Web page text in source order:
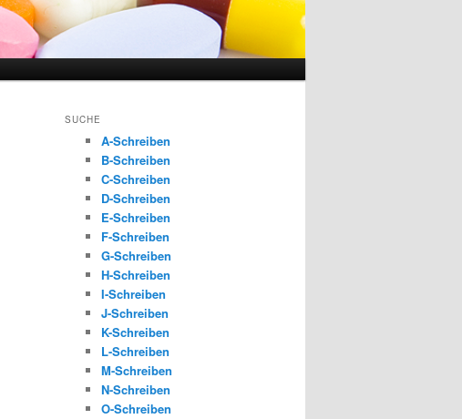
SUCHE
A-Schreiben
B-Schreiben
C-Schreiben
D-Schreiben
E-Schreiben
F-Schreiben
G-Schreiben
H-Schreiben
I-Schreiben
J-Schreiben
K-Schreiben
L-Schreiben
M-Schreiben
N-Schreiben
O-Schreiben